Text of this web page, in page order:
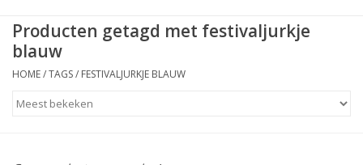
Kleding
Producten getagd met festivaljurkje
blauw
HOME/TAGS/ FESTIVALJURKJE BLAUW